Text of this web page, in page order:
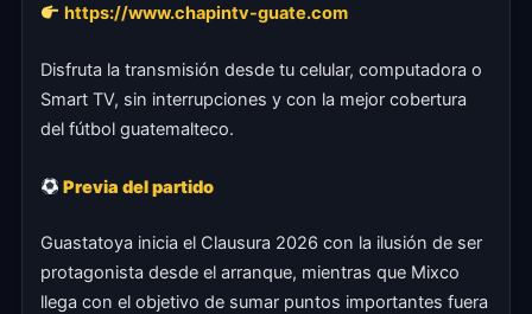
https://www.chapintv-guate.com
Disfruta la transmisión desde tu celular, computadora o
Smart TV, sin interrupciones y con la mejor cobertura
del fútbol guatemalteco.
Previa del partido
Guastatoya inicia el Clausura 2026 con la ilusión de ser
protagonista desde el arranque, mientras que Mixco
llega con el objetivo de sumar puntos importantes fuera